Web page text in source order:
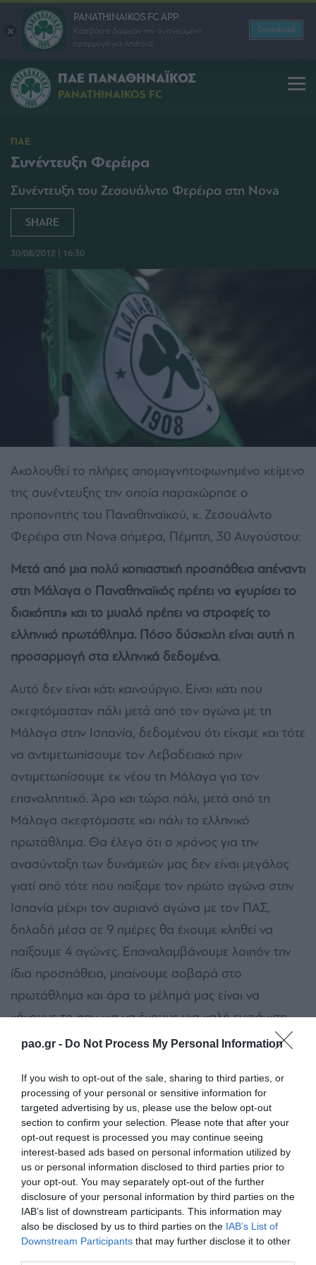
pao.gr - Do Not Process My Personal Information
If you wish to opt-out of the sale, sharing to third parties, or
processing of your personal or sensitive information for
targeted advertising by us, please use the below opt-out
section to confirm your selection. Please note that after your
opt-out request is processed you may continue seeing
interest-based ads based on personal information utilized by
us or personal information disclosed to third parties prior to
your opt-out. You may separately opt-out of the further
disclosure of your personal information by third parties on the
IAB’s list of downstream participants. This information may
also be disclosed by us to third parties on the IAB’s List of
Downstream Participants that may further disclose it to other
PANATHINAIKOS FC APP
Κατεβάστε δωρεάν την ανανεωμένη
εφαρμογή για Android
Download
ΠΑΕ ΠΑΝΑΘΗΝΑΪΚΟΣ
PANATHINAIKOS FC
ΠΑΕ
Συνέντευξη Φερέιρα
Συνέντευξη του Ζεσουάλντο Φερέιρα στη Nova
SHARE
30/08/2012 | 16:30
Ακολουθεί το πλήρες απομαγνητοφωνημένο κείμενο
της συνέντευξης την οποία παραχώρησε ο
προπονητής του Παναθηναϊκού, κ. Ζεσουάλντο
Φερέιρα στη Nova σήμερα, Πέμπτη, 30 Αυγούστου:
Μετά από μια πολύ κοπιαστική προσπάθεια απέναντι
στη Μάλαγα ο Παναθηναϊκός πρέπει να «γυρίσει το
διακόπτη» και το μυαλό πρέπει να στραφείς το
ελληνικό πρωτάθλημα. Πόσο δύσκολη είναι αυτή η
προσαρμογή στα ελληνικά δεδομένα.
Αυτό δεν είναι κάτι καινούργιο. Είναι κάτι που
σκεφτόμασταν πάλι μετά από τον αγώνα με τη
Μάλαγα στην Ισπανία, δεδομένου ότι είχαμε και τότε
να αντιμετωπίσουμε τον Λεβαδειακό πριν
αντιμετωπίσουμε εκ νέου τη Μάλαγα για τον
επαναληπτικό. Άρα και τώρα πάλι, μετά από τη
Μάλαγα σκεφτόμαστε και πάλι το ελληνικό
πρωτάθλημα. Θα έλεγα ότι ο χρόνος για την
ανασύνταξη των δυνάμεών μας δεν είναι μεγάλος
γιατί από τότε που παίξαμε τον πρώτο αγώνα στην
Ισπανία μέχρι τον αυριανό αγώνα με τον ΠΑΣ,
δηλαδή μέσα σε 9 ημέρες θα έχουμε κληθεί να
παίξουμε 4 αγώνες. Επαναλαμβάνουμε λοιπόν την
ίδια προσπάθεια, μπαίνουμε σοβαρά στο
πρωτάθλημα και άρα το μέλημά μας είναι να
κάνουμε το παν για να έχουμε μια καλή εμφάνιση
και να πετύχουμε ένα καλό αποτέλεσμα αύριο.
Αυτά τα παιχνίδια δεν κρύβουν παγίδες; Υπό την
έννοια ότι είναι λογικό το μυαλό να μένει πιο πολύ
στο λαμπερό, στην αίγλη της ευρωπαϊκής
διοργάνωσης.
Μεγάλοι σύλλογοι όπως ο Παναθηναϊκός πρέπει να
είναι προετοιμασμένοι για τέτοιες καταστάσεις. Γι’
αυτό και μετά τον αγώνα με το Λεβαδειακό εξήγησα
τις αποφάσεις που είχα λάβει για τη σύνθεση της